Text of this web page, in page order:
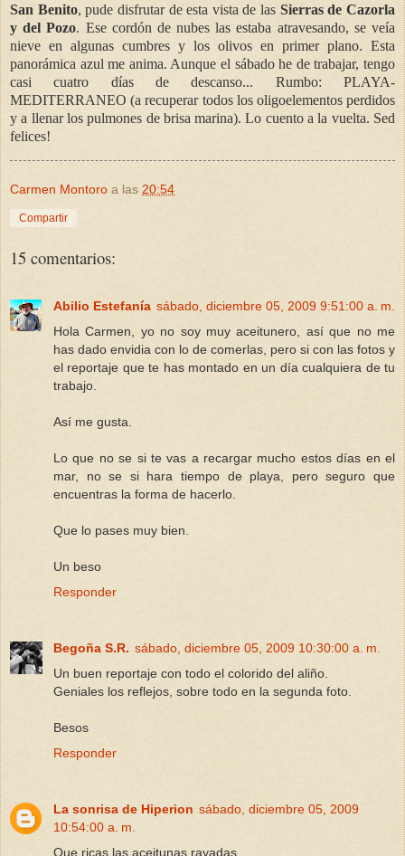
San Benito, pude disfrutar de esta vista de las Sierras de Cazorla
y del Pozo. Ese cordón de nubes las estaba atravesando, se veía
nieve en algunas cumbres y los olivos en primer plano. Esta
panorámica azul me anima. Aunque el sábado he de trabajar, tengo
casi cuatro días de descanso... Rumbo: PLAYA-
MEDITERRANEO (a recuperar todos los oligoelementos perdidos
y a llenar los pulmones de brisa marina). Lo cuento a la vuelta. Sed
felices!
Carmen Montoro a las 20:54
Compartir
15 comentarios:
Abilio Estefanía sábado, diciembre 05, 2009 9:51:00 a. m.
Hola Carmen, yo no soy muy aceitunero, así que no me
has dado envidia con lo de comerlas, pero si con las fotos y
el reportaje que te has montado en un día cualquiera de tu
trabajo.
Así me gusta.
Lo que no se si te vas a recargar mucho estos días en el
mar, no se si hara tiempo de playa, pero seguro que
encuentras la forma de hacerlo.
Que lo pases muy bien.
Un beso
Responder
Begoña S.R. sábado, diciembre 05, 2009 10:30:00 a. m.
Un buen reportaje con todo el colorido del aliño.
Geniales los reflejos, sobre todo en la segunda foto.
Besos
Responder
La sonrisa de Hiperion sábado, diciembre 05, 2009
10:54:00 a. m.
Que ricas las aceitunas rayadas....